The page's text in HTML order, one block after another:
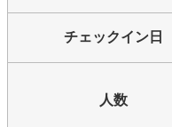
チェックイン日
人数